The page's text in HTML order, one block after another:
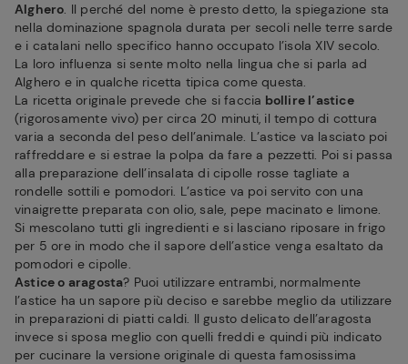
Alghero. Il perché del nome è presto detto, la spiegazione sta
nella dominazione spagnola durata per secoli nelle terre sarde
e i catalani nello specifico hanno occupato l’isola XIV secolo.
La loro influenza si sente molto nella lingua che si parla ad
Alghero e in qualche ricetta tipica come questa.
La ricetta originale prevede che si faccia bollire l’astice
(rigorosamente vivo) per circa 20 minuti, il tempo di cottura
varia a seconda del peso dell’animale. L’astice va lasciato poi
raffreddare e si estrae la polpa da fare a pezzetti. Poi si passa
alla preparazione dell’insalata di cipolle rosse tagliate a
rondelle sottili e pomodori. L’astice va poi servito con una
vinaigrette preparata con olio, sale, pepe macinato e limone.
Si mescolano tutti gli ingredienti e si lasciano riposare in frigo
per 5 ore in modo che il sapore dell’astice venga esaltato da
pomodori e cipolle.
Astice o aragosta? Puoi utilizzare entrambi, normalmente
l’astice ha un sapore più deciso e sarebbe meglio da utilizzare
in preparazioni di piatti caldi. Il gusto delicato dell’aragosta
invece si sposa meglio con quelli freddi e quindi più indicato
per cucinare la versione originale di questa famosissima